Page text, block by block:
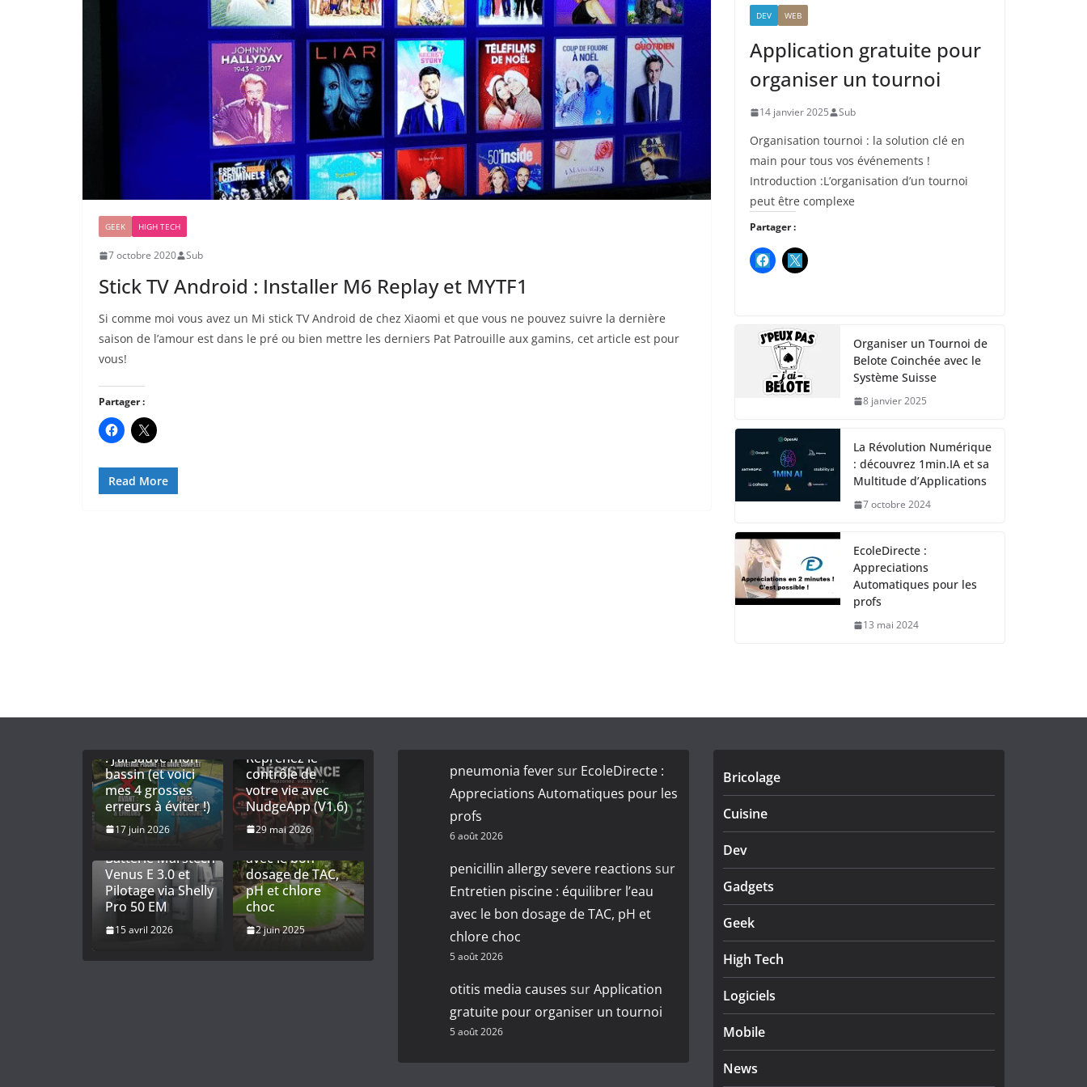
GEEK HIGH TECH
7 octobre 2020 Sub
Stick TV Android : Installer M6 Replay et MYTF1
Si comme moi vous avez un Mi stick TV Android de chez Xiaomi et que vous ne pouvez suivre la dernière
saison de l’amour est dans le pré ou bien mettre les derniers Pat Patrouille aux gamins, cet article est pour
vous!
Partager :
Read More
DEV WEB
Application gratuite pour
organiser un tournoi
14 janvier 2025 Sub
Organisation tournoi : la solution clé en
main pour tous vos événements !
Introduction :L’organisation d’un tournoi
peut être complexe
Partager :
Organiser un Tournoi de
Belote Coinchée avec le
Système Suisse
8 janvier 2025
La Révolution Numérique
: découvrez 1min.IA et sa
Multitude d’Applications
7 octobre 2024
EcoleDirecte :
Appreciations
Automatiques pour les
profs
13 mai 2024
: j’ai sauvé mon
bassin (et voici
mes 4 grosses
erreurs à éviter !)
17 juin 2026
Reprenez le
contrôle de
votre vie avec
NudgeApp (V1.6)
29 mai 2026
Titre : Optimiser
son
Autoconsommation
Batterie Marstech
Venus E 3.0 et
Pilotage via Shelly
Pro 50 EM
15 avril 2026
Entretien piscine
: équilibrer l’eau
avec le bon
dosage de TAC,
pH et chlore
choc
2 juin 2025
pneumonia feversur EcoleDirecte :
Appreciations Automatiques pour les
profs
6 août 2026
penicillin allergy severe reactions sur
Entretien piscine : équilibrer l’eau
avec le bon dosage de TAC, pH et
chlore choc
5 août 2026
otitis media causes surApplication
gratuite pour organiser un tournoi
5 août 2026
Bricolage
Cuisine
Dev
Gadgets
Geek
High Tech
Logiciels
Mobile
News